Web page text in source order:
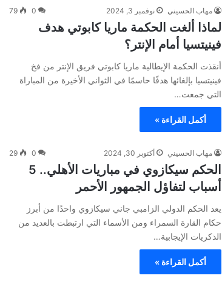
مهاب الحسيني نوفمبر 3, 2024 0
79
لماذا ألغت الحكمة ماريا كابوتي هدف
فينيتسيا أمام الإنتر؟
أنقذت الحكمة الإيطالية ماريا كابوتي فريق الإنتر من فخ
فينيتسيا بإلغائها هدفًا حاسمًا في الثواني الأخيرة من المباراة
التي جمعت…
أكمل القراءة »
مهاب الحسيني أكتوبر 30, 2024 0
29
الحكم سيكازوي في مباريات الأهلي.. 5
أسباب لتفاؤل الجمهور الأحمر
يعد الحكم الدولي الزامبي جاني سيكازوي واحدًا من أبرز
حكام القارة السمراء ومن الأسماء التي ارتبطت بالعديد من
الذكريات الإيجابية…
أكمل القراءة »